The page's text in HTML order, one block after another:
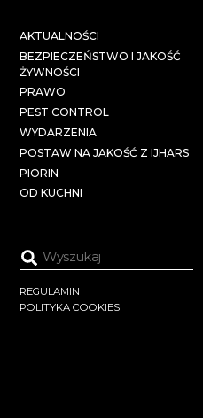
AKTUALNOŚCI
BEZPIECZEŃSTWO I JAKOŚĆ
ŻYWNOŚCI
PRAWO
PEST CONTROL
WYDARZENIA
POSTAW NA JAKOŚĆ Z IJHARS
PIORIN
OD KUCHNI
REGULAMIN
POLITYKA COOKIES